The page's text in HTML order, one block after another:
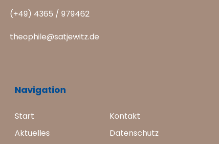
(+49) 4365 / 979462
theophile@satjewitz.de
Navigation
Start
Kontakt
Aktuelles
Datenschutz